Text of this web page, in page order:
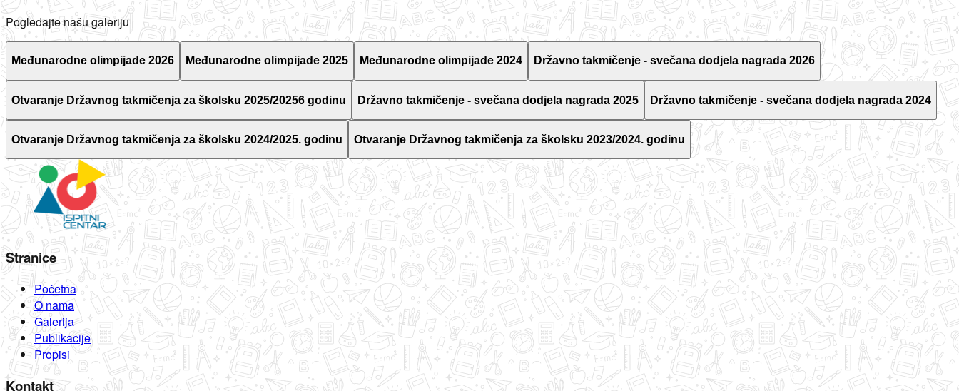
Pogledajte našu galeriju
Međunarodne olimpijade 2026 Međunarodne olimpijade 2025 Međunarodne olimpijade 2024 Državno takmičenje - svečana dodjela nagrada 2026
Otvaranje Državnog takmičenja za školsku 2025/20256 godinu Državno takmičenje - svečana dodjela nagrada 2025 Državno takmičenje - svečana dodjela nagrada 2024
Otvaranje Državnog takmičenja za školsku 2024/2025. godinu Otvaranje Državnog takmičenja za školsku 2023/2024. godinu
Stranice
Početna
O nama
Galerija
Publikacije
Propisi
Kontakt